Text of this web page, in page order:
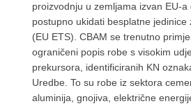
proizvodnju u zemljama izvan EU-
postupno ukidati besplatne jedinice
(EU ETS). CBAM se trenutno
ograničeni popis robe s visokim
prekursora, identificiranih KN
Uredbe. To su robe iz sektora
aluminija, gnojiva, električne